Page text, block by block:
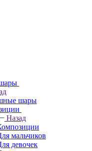
шары
Назад
мальчиков
девочек